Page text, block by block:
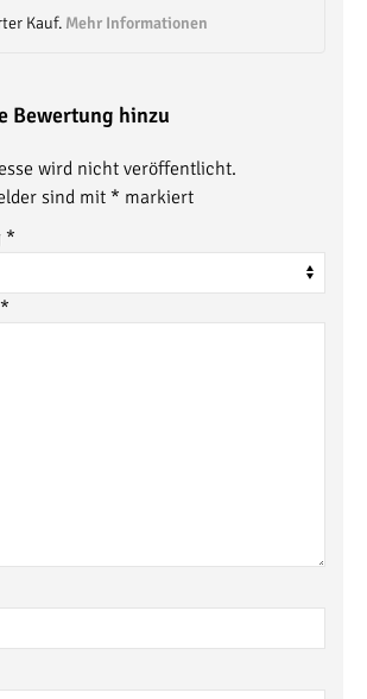
Kauf. Mehr Informationen
Bewertung hinzu
wird nicht veröffentlicht.
sind mit * markiert
*
*